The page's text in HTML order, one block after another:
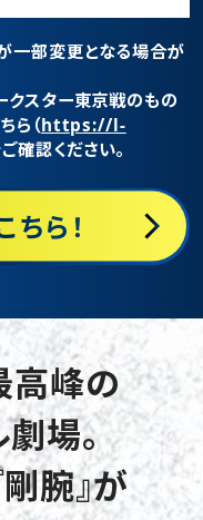
一部変更となる場合が
クスター東京戦のもの
ら（https://l-
ご確認ください。
ら！
高峰の
場。
腕』が